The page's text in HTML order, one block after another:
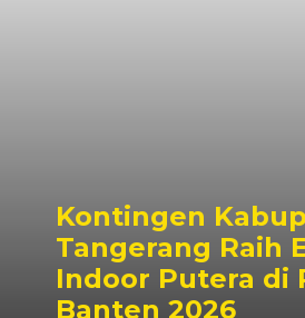
Kontingen
Tangerang Raih
Indoor Putera di
Banten 2026